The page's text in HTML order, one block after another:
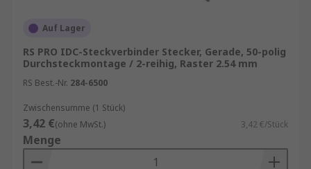
Auf Lager
RS PRO IDC-Steckverbinder Stecker, Gerade, 50-polig
Durchsteckmontage / 2-reihig, Raster 2.54 mm
RS Best.-Nr. 284-6500
Zwischensumme (1 Stück)
3,42 €(ohne MwSt.) 3,42 €/Stück
Menge